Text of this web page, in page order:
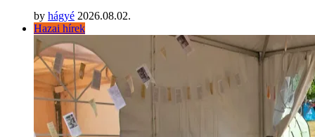
by hágyé 2026.08.02.
Hazai hírek